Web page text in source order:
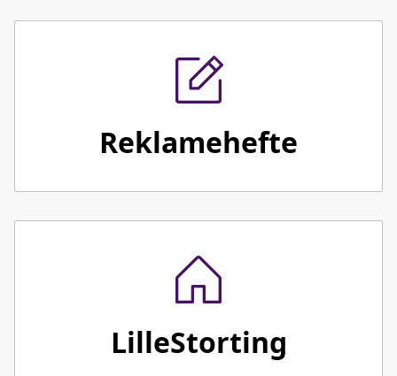
Reklamehefte
LilleStorting